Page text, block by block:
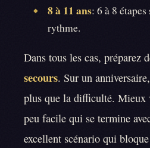
◆ 8 à 11 ans: 6 à 8
rythme.
Dans tous les cas, préparez
secours. Sur un
plus que la difficulté. Mieux
peu facile qui se termine
excellent scénario qui